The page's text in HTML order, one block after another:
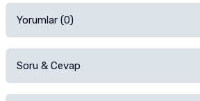
Yorumlar (0)
Soru & Cevap